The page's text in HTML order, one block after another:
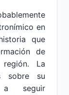
en
que
de
La
sobre su
a seguir